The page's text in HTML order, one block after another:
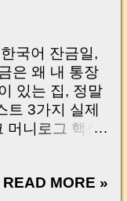
국어 잔금일,
은 왜 내 통장
있는 집, 정말
트 3가지 실제
머니로그 핵심
Has a
READ MORE »